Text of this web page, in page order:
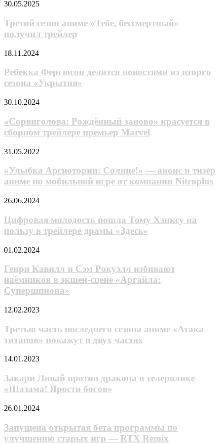
MechWarrior
Clans
Третий
аниме
«Тебе,
бессмертный»
трейлер
30.05.2025
Третий сезон аниме «Тебе, бессмертный»
получил трейлер
Ребекка
делится
новостями
из
сезона
18.11.2024
Ребекка Фергюсон делится новостями из вторго
сезона «Укрытия»
«Сорвиголова:
заново»
красуется
в
трейлере
Marvel
30.10.2024
«Сорвиголова: Рождённый заново» красуется в
сборном трейлере премьер Marvel
«Улыбка
Солнце!»
анонс
тизер
по
мобильной
от
Nitroplus
31.05.2022
«Улыбка Арснотории: Солнце!» — анонс и тизер
аниме по мобильной игре от компании Nitroplus
Цифровая
пошла
Тому
Хэнксу
пользу
трейлере
драмы
«Здесь»
26.06.2024
Цифровая молодость пошла Тому Хэнксу на
пользу в трейлере драмы «Здесь»
Генри
и
Сэм
Рокуэлл
избивают
в
сцене
«Аргайла:
01.02.2024
Генри Кавилл и Сэм Рокуэлл избивают
наёмников в экшен-сцене «Аргайла:
Супершпиона»
Третью
последнего
сезона
аниме
титанов»
в
двух
12.02.2023
Третью часть последнего сезона аниме «Атака
титанов» покажут в двух частях
Закари
против
дракона
в
«Шазама!
богов»
14.01.2023
Закари Ливай против дракона в телеролике
«Шазама! Ярости богов»
Запущена
бета
программы
26.01.2024
Запущена открытая бета программы по
улучшению старых игр — RTX Remix